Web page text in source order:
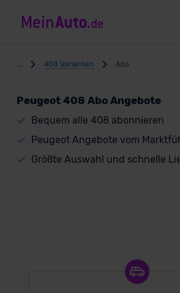
408 Varianten Abo
Peugeot 408 Abo Angebote
Bequem alle 408 abonnieren
Peugeot Angebote vom
Größte Auswahl und schnelle